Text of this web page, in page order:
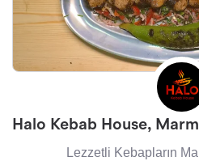
Halo Kebab House,
Lezzetli Kebapların